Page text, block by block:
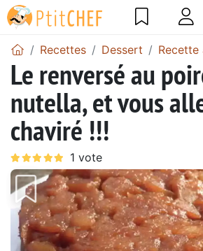
Recettes Dessert Recette
Le renversé au
nutella, et vous
chaviré !!!